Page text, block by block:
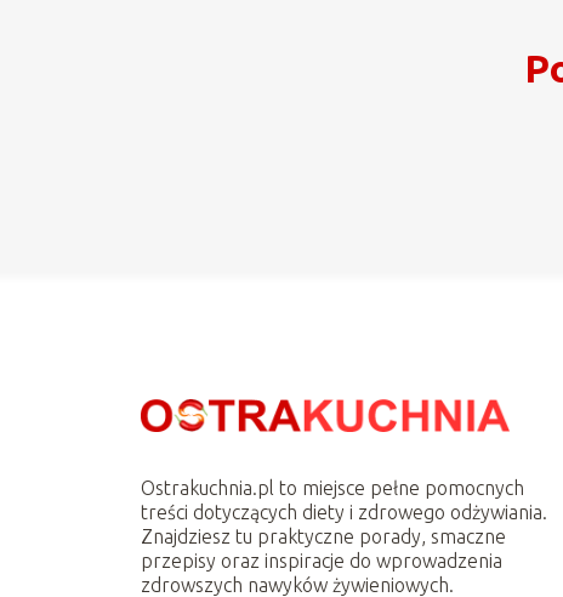
Ostrakuchnia.pl to miejsce pełne pomocnych
treści dotyczących diety i zdrowego odżywiania.
Znajdziesz tu praktyczne porady, smaczne
przepisy oraz inspiracje do wprowadzenia
zdrowszych nawyków żywieniowych.